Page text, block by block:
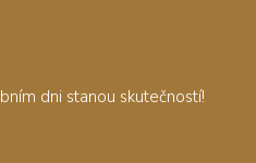
dni stanou skutečností!